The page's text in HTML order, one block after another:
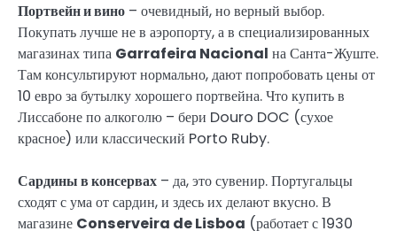
Портвейн и вино – очевидный, но верный выбор.
Покупать лучше не в аэропорту, а в специализированных
магазинах типа Garrafeira Nacional на Санта-Жуште.
Там консультируют нормально, дают попробовать цены от
10 евро за бутылку хорошего портвейна. Что купить в
Лиссабоне по алкоголю – бери Douro DOC (сухое
красное) или классический Porto Ruby.
Сардины в консервах – да, это сувенир. Португальцы
сходят с ума от сардин, и здесь их делают вкусно. В
магазине Conserveira de Lisboa (работает с 1930